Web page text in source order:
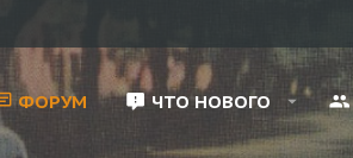
ФОРУМ ЧТО НОВОГО